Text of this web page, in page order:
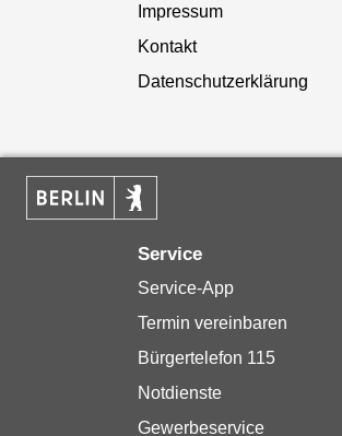
Impressum
Kontakt
Datenschutzerklärung
Service
Service-App
Termin vereinbaren
Bürgertelefon 115
Notdienste
Gewerbeservice